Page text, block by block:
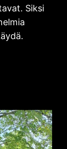
Siksi